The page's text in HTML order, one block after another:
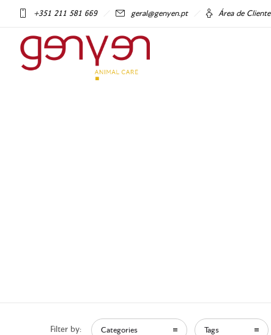
+351 211 581 669 geral@genyen.pt Área de Cliente
Filter by: Categories Tags